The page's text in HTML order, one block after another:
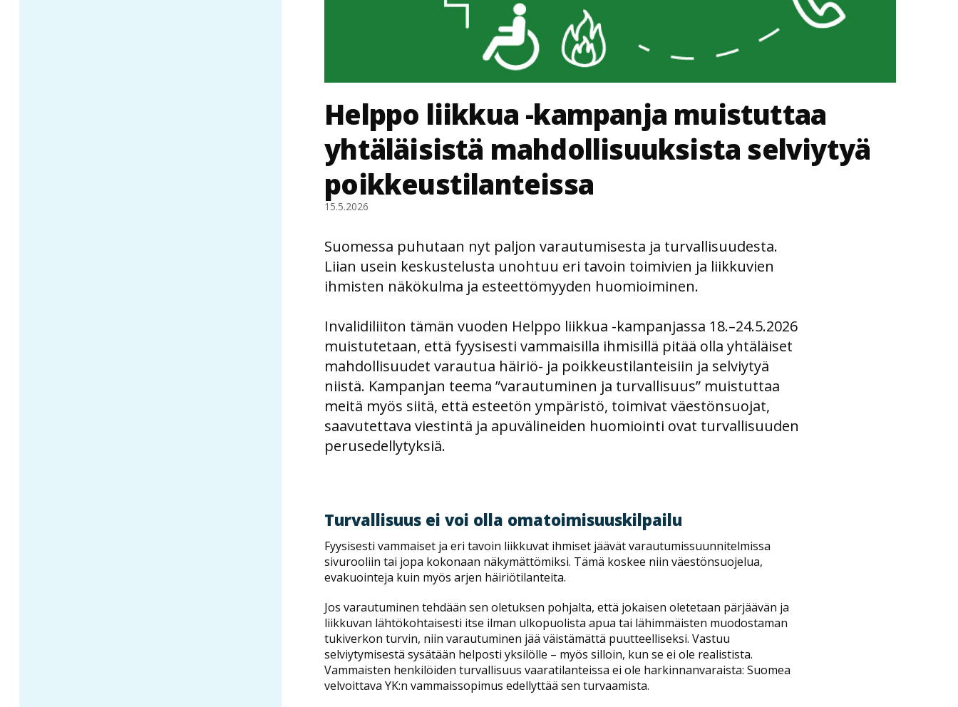
Helppo liikkua -kampanja muistuttaa
yhtäläisistä mahdollisuuksista selviytyä
poikkeustilanteissa
15.5.2026
Suomessa puhutaan nyt paljon varautumisesta ja turvallisuudesta.
Liian usein keskustelusta unohtuu eri tavoin toimivien ja liikkuvien
ihmisten näkökulma ja esteettömyyden huomioiminen.
Invalidiliiton tämän vuoden Helppo liikkua -kampanjassa 18.–24.5.2026
muistutetaan, että fyysisesti vammaisilla ihmisillä pitää olla yhtäläiset
mahdollisuudet varautua häiriö- ja poikkeustilanteisiin ja selviytyä
niistä. Kampanjan teema ”varautuminen ja turvallisuus” muistuttaa
meitä myös siitä, että esteetön ympäristö, toimivat väestönsuojat,
saavutettava viestintä ja apuvälineiden huomiointi ovat turvallisuuden
perusedellytyksiä.
Turvallisuus ei voi olla omatoimisuuskilpailu
Fyysisesti vammaiset ja eri tavoin liikkuvat ihmiset jäävät varautumissuunnitelmissa
sivurooliin tai jopa kokonaan näkymättömiksi. Tämä koskee niin väestönsuojelua,
evakuointeja kuin myös arjen häiriötilanteita.
Jos varautuminen tehdään sen oletuksen pohjalta, että jokaisen oletetaan pärjäävän ja
liikkuvan lähtökohtaisesti itse ilman ulkopuolista apua tai lähimmäisten muodostaman
tukiverkon turvin, niin varautuminen jää väistämättä puutteelliseksi. Vastuu
selviytymisestä sysätään helposti yksilölle – myös silloin, kun se ei ole realistista.
Vammaisten henkilöiden turvallisuus vaaratilanteissa ei ole harkinnanvaraista: Suomea
velvoittava YK:n vammaissopimus edellyttää sen turvaamista.